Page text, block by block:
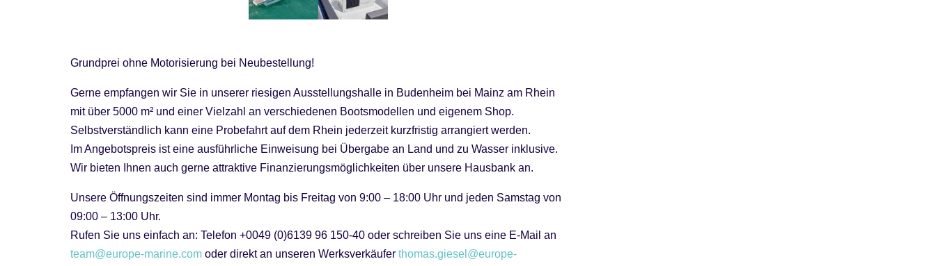
Grundprei ohne Motorisierung bei Neubestellung!
Gerne empfangen wir Sie in unserer riesigen Ausstellungshalle in Budenheim bei Mainz am Rhein
mit über 5000 m² und einer Vielzahl an verschiedenen Bootsmodellen und eigenem Shop.
Selbstverständlich kann eine Probefahrt auf dem Rhein jederzeit kurzfristig arrangiert werden.
Im Angebotspreis ist eine ausführliche Einweisung bei Übergabe an Land und zu Wasser inklusive.
Wir bieten Ihnen auch gerne attraktive Finanzierungsmöglichkeiten über unsere Hausbank an.
Unsere Öffnungszeiten sind immer Montag bis Freitag von 9:00 – 18:00 Uhr und jeden Samstag von
09:00 – 13:00 Uhr.
Rufen Sie uns einfach an: Telefon +0049 (0)6139 96 150-40 oder schreiben Sie uns eine E-Mail an
team@europe-marine.comoder direkt an unseren Werksverkäufer thomas.giesel@europe-